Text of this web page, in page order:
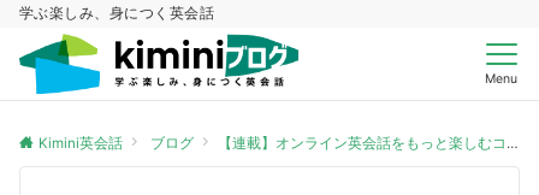
学ぶ楽しみ、身につく英会話
Menu
Kimini英会話 ブログ 【連載】オンライン英会話をもっと楽しむコツ